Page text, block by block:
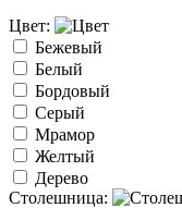
Цвет:
Бежевый
Белый
Бордовый
Серый
Мрамор
Желтый
Дерево
Столешница: